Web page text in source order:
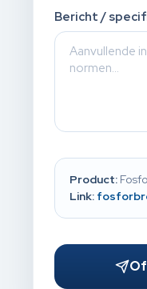
Bericht /
Product:
Link: